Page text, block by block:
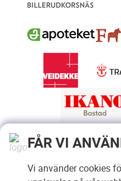
FÅR VI
Vi använder cookies